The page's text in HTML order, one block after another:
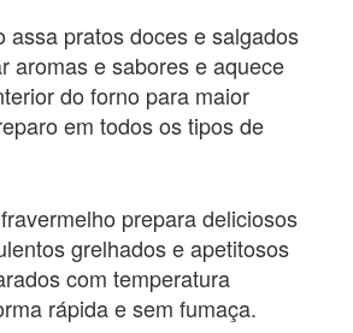
assa pratos doces e salgados
aromas e sabores e aquece
do forno para maior
em todos os tipos de
prepara deliciosos
grelhados e apetitosos
com temperatura
rápida e sem fumaça.